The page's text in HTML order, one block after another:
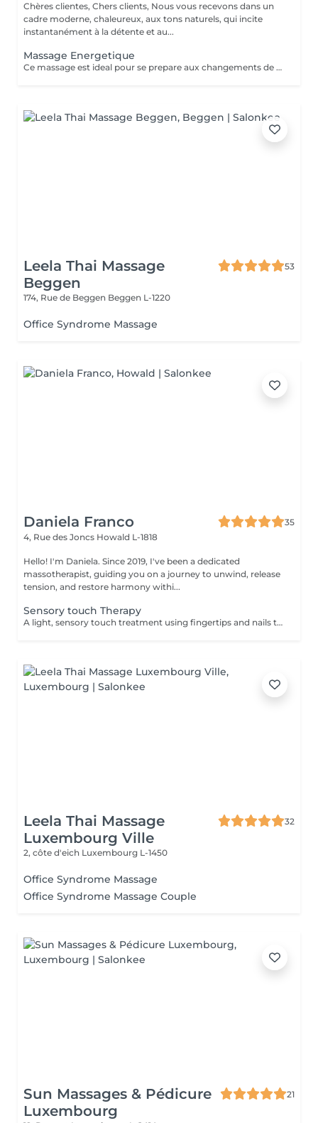
Chères clientes, Chers clients, Nous vous recevons dans un
cadre moderne, chaleureux, aux tons naturels, qui incite
instantanément à la détente et au...
Massage Energetique
Ce massage est ideal pour se prepare aux changements de saison ,anti fatigue ,anti stress il vous permet de deposer vos bagages afin et de renouveler vos ernergies pour mieux aborder la saison nouvelle
Leela Thai Massage
Beggen
53
174, Rue de Beggen Beggen L-1220
Office Syndrome Massage
Daniela Franco
35
4, Rue des Joncs Howald L-1818
Hello! I'm Daniela. Since 2019, I've been a dedicated
massotherapist, guiding you on a journey to unwind, release
tension, and restore harmony withi...
Sensory touch Therapy
A light, sensory touch treatment using fingertips and nails to promote deep relaxation, stress relief and overall well-being. This soothing touch complements conventional massage by gently stimulating the nervous system and enhancing calmness. 1 zone you can chose: Head Back Arms 3 zones is Head Back Arms.
Leela Thai Massage
Luxembourg Ville
32
2, côte d'eich Luxembourg L-1450
Office Syndrome Massage
Office Syndrome Massage Couple
Sun Massages & Pédicure
Luxembourg
21